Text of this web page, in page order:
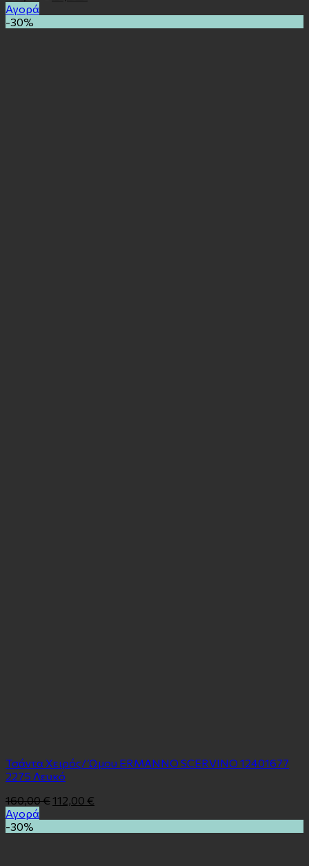
Αγορά
-30%
Τσάντα Χειρός/ Ώμου ERMANNO SCERVINO 12401677
2275 Λευκό
160,00€ 112,00 €
Αγορά
-30%